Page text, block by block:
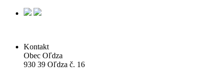
Kontakt
Obec Oľdza
930 39 Oľdza č. 16